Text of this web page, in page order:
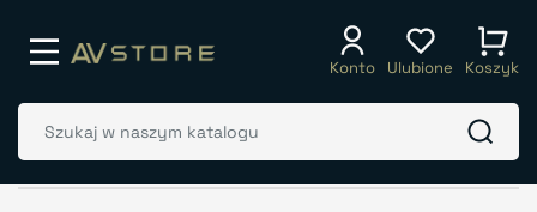
Konto Ulubione Koszyk